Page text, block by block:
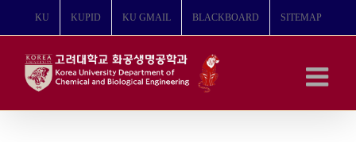
뛰
KU KUPID KU GMAIL BLACKBOARD SITEMAP